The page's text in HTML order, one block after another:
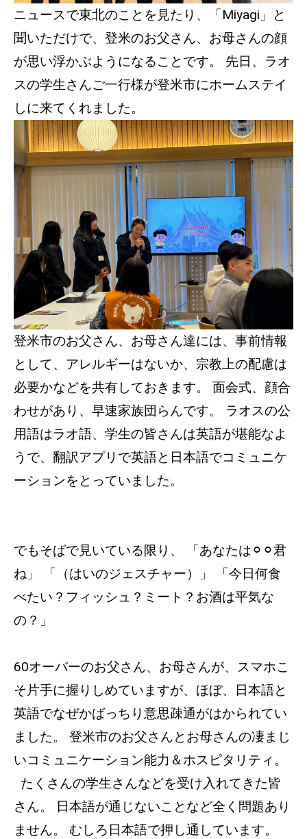
ニュースで東北のことを見たり、「Miyagi」と
聞いただけで、登米のお父さん、お母さんの顔
が思い浮かぶようになることです。 先日、ラオ
スの学生さんご一行様が登米市にホームステイ
しに来てくれました。
登米市のお父さん、お母さん達には、事前情報
として、アレルギーはないか、宗教上の配慮は
必要かなどを共有しておきます。 面会式、顔合
わせがあり、早速家族団らんです。 ラオスの公
用語はラオ語、学生の皆さんは英語が堪能なよ
うで、翻訳アプリで英語と日本語でコミュニケ
ーションをとっていました。
でもそばで見いている限り、 「あなたは⚪︎⚪︎君
ね」 「（はいのジェスチャー）」 「今日何食
べたい？フィッシュ？ミート？お酒は平気な
の？」
60オーバーのお父さん、お母さんが、スマホこ
そ片手に握りしめていますが、ほぼ、日本語と
英語でなぜかばっちり意思疎通がはかられてい
ました。 登米市のお父さんとお母さんの凄まじ
いコミュニケーション能力＆ホスピタリティ。
たくさんの学生さんなどを受け入れてきた皆
さん。 日本語が通じないことなど全く問題あり
ません。 むしろ日本語で押し通しています。